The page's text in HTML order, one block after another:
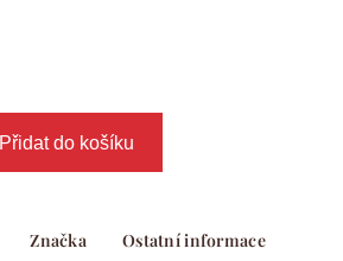
Přidat do košíku
Značka Ostatní informace